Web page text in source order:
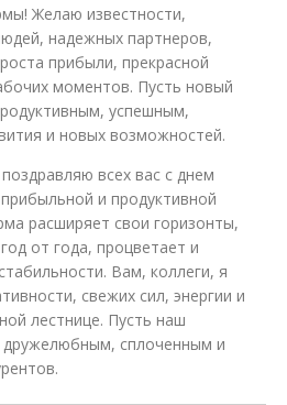
Желаю известности,
надежных партнеров,
прибыли, прекрасной
моментов. Пусть новый
успешным,
и новых возможностей.
всех вас с днем
и продуктивной
расширяет свои горизонты,
от года, процветает и
Вам, коллеги, я
свежих сил, энергии и
лестнице. Пусть наш
дружелюбным, сплоченным и